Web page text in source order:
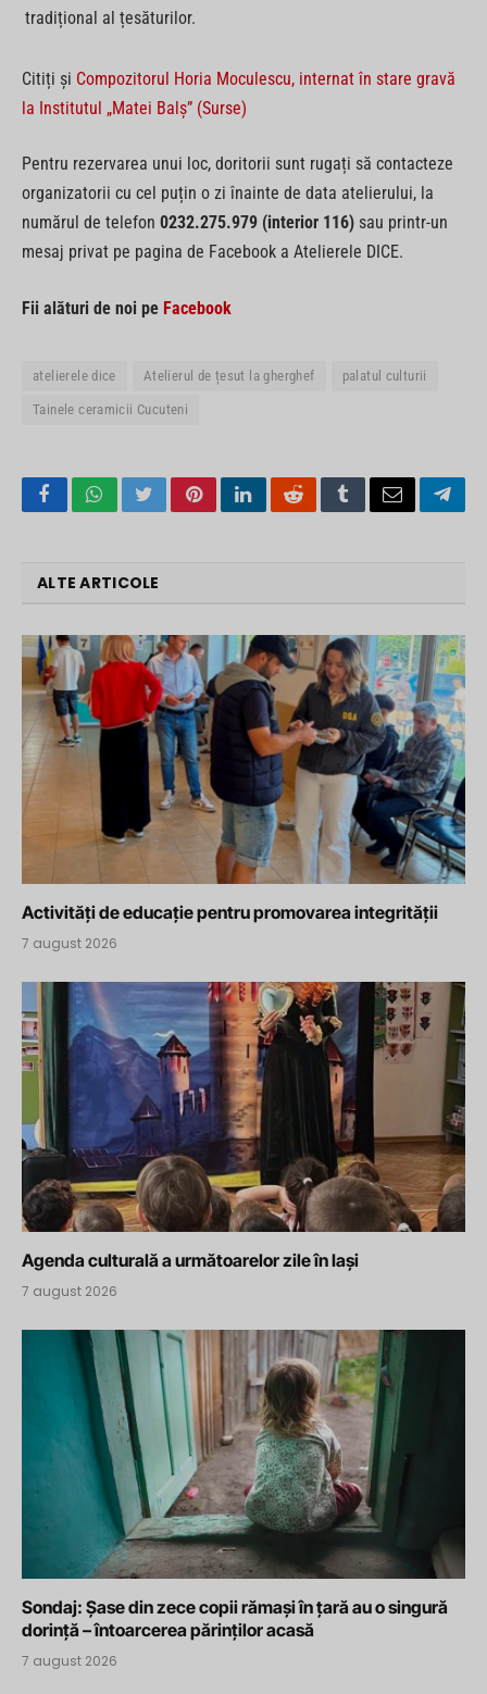
tradițional al țesăturilor.
Citiți și Compozitorul Horia Moculescu, internat în stare gravă
la Institutul „Matei Balș” (Surse)
Pentru rezervarea unui loc, doritorii sunt rugați să contacteze
organizatorii cu cel puțin o zi înainte de data atelierului, la
numărul de telefon 0232.275.979 (interior 116) sau printr-un
mesaj privat pe pagina de Facebook a Atelierele DICE.
Fii alături de noi pe Facebook
atelierele dice Atelierul de țesut la gherghef palatul culturii
Tainele ceramicii Cucuteni
FacebookWhatsApp
TwitterPinterestLinkedInRedditTumblrEmail
ALTE ARTICOLE
Activități de educație pentru promovarea integrității
7 august 2026
Agenda culturală a următoarelor zile în Iași
7 august 2026
Sondaj: Șase din zece copii rămași în țară au o singură
dorință – întoarcerea părinților acasă
7 august 2026